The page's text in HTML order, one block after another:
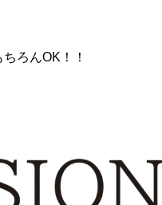
ろんOK！！